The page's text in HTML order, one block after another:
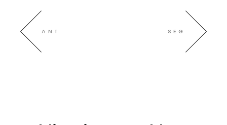
ANT SEG